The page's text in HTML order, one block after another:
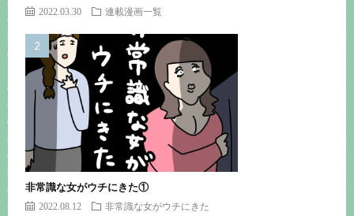
2022.03.30 連載漫画一覧
非常識な女がウチにきた①
2022.08.12 非常識な女がウチにきた